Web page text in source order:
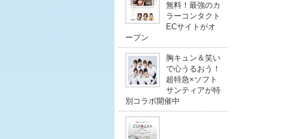
無料！最強のカ
ラーコンタクト
ECサイトがオ
ープン
胸キュン＆笑い
で心うるおう！
超特急×ソフト
サンティアが特
別コラボ開催中